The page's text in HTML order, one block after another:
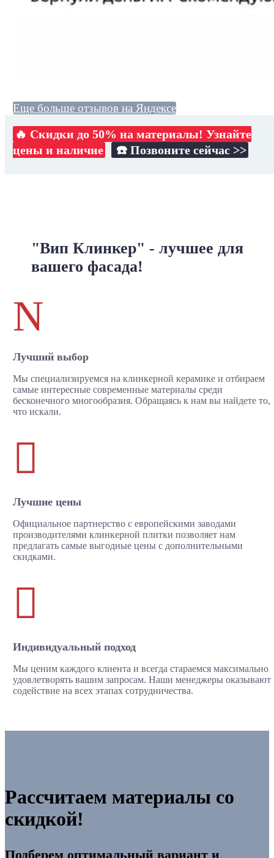
Еще больше отзывов на Яндексе
🔥 Скидки до 50% на материалы! Узнайте
цены и наличие
☎️ Позвоните сейчас >>
"Вип Клинкер" - лучшее для
вашего фасада!
N
Лучший выбор
Мы специализируемся на клинкерной керамике и отбираем
самые интересные современные материалы среди
бесконечного многообразия. Обращаясь к нам вы найдете то,
что искали.

Лучшие цены
Официальное партнерство с европейскими заводами
производителями клинкерной плитки позволяет нам
предлагать самые выгодные цены с дополнительными
скидками.

Индивидуальный подход
Мы ценим каждого клиента и всегда стараемся максимально
удовлетворять вашим запросам. Наши менеджеры оказывают
содействие на всех этапах сотрудничества.
Рассчитаем материалы со
скидкой!
Подберем оптимальный вариант и